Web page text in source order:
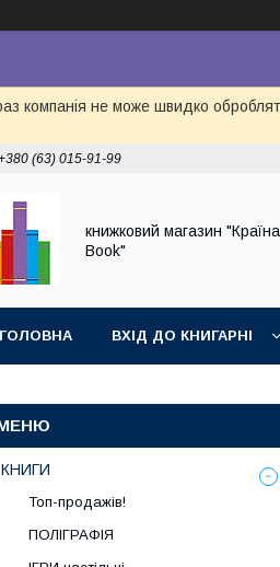
компанія не може швидко
(63) 015-91-99
книжковий магазин "Країна
Book"
ГОЛОВНА ВХІД ДО КНИГАРНІ
КНИГИ
Топ-продажів!
ПОЛІГРАФІЯ